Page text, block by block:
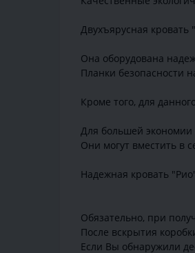
Двухъярусная кровать
Она оборудована
Планки безопасности
Кроме того, для
Для большей экономии
Они могут вместить в
Надежная кровать
Обязательно, при
После вскрытия
Если Вы обнаружили